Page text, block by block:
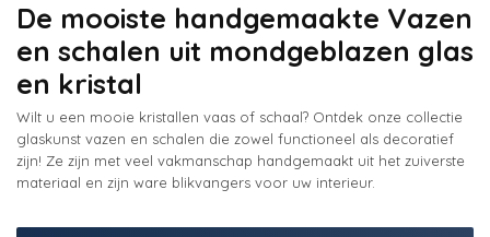
De mooiste handgemaakte Vazen
en schalen uit mondgeblazen glas
en kristal
Wilt u een mooie kristallen vaas of schaal? Ontdek onze collectie
glaskunst vazen en schalen die zowel functioneel als decoratief
zijn! Ze zijn met veel vakmanschap handgemaakt uit het zuiverste
materiaal en zijn ware blikvangers voor uw interieur.